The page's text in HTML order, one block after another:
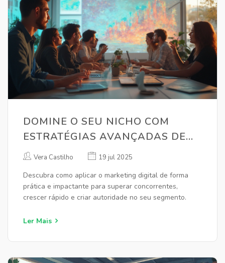
DOMINE O SEU NICHO COM
ESTRATÉGIAS AVANÇADAS DE
MARKETING DIGITAL
Vera Castilho 19 jul 2025
Descubra como aplicar o marketing digital de forma
prática e impactante para superar concorrentes,
crescer rápido e criar autoridade no seu segmento.
Ler Mais